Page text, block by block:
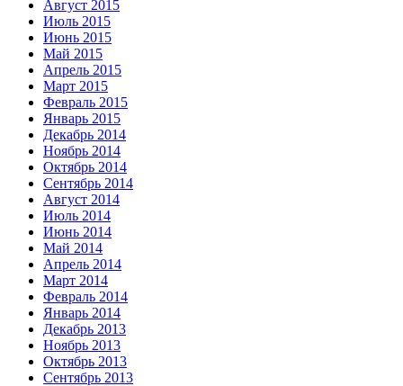
Август 2015
Июль 2015
Июнь 2015
Май 2015
Апрель 2015
Март 2015
Февраль 2015
Январь 2015
Декабрь 2014
Ноябрь 2014
Октябрь 2014
Сентябрь 2014
Август 2014
Июль 2014
Июнь 2014
Май 2014
Апрель 2014
Март 2014
Февраль 2014
Январь 2014
Декабрь 2013
Ноябрь 2013
Октябрь 2013
Сентябрь 2013